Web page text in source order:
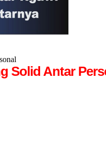
Solid Antar